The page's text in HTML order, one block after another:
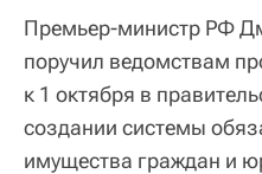
Премьер-министр РФ
поручил ведомствам
к 1 октября в
создании системы
имущества граждан и